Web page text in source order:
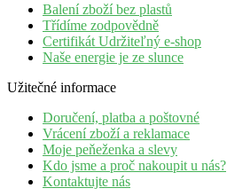
Balení zboží bez plastů
Třídíme zodpovědně
Certifikát Udržiteľný e-shop
Naše energie je ze slunce
Užitečné informace
Doručení, platba a poštovné
Vrácení zboží a reklamace
Moje peňeženka a slevy
Kdo jsme a proč nakoupit u nás?
Kontaktujte nás